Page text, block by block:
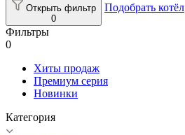
Открыть фильтр
0
Подобрать котёл
Фильтры
0
Хиты продаж
Премиум серия
Новинки
Категория